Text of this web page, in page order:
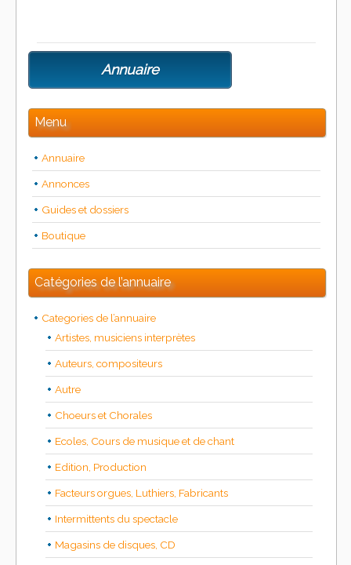
Annuaire
Menu
Annuaire
Annonces
Guides et dossiers
Boutique
Catégories de l’annuaire
Categories de l’annuaire
Artistes, musiciens interprètes
Auteurs, compositeurs
Autre
Choeurs et Chorales
Ecoles, Cours de musique et de chant
Edition, Production
Facteurs orgues, Luthiers, Fabricants
Intermittents du spectacle
Magasins de disques, CD